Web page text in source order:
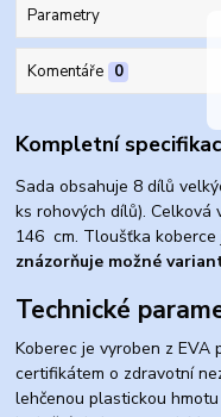
Parametry
Komentáře 0
Kompletní
Sada obsahuje 8 dílů
ks rohových dílů).
146 cm. Tloušťka koberce
znázorňuje možné
Technické
Koberec je vyroben z EVA
certifikátem o zdravotní
lehčenou plastickou